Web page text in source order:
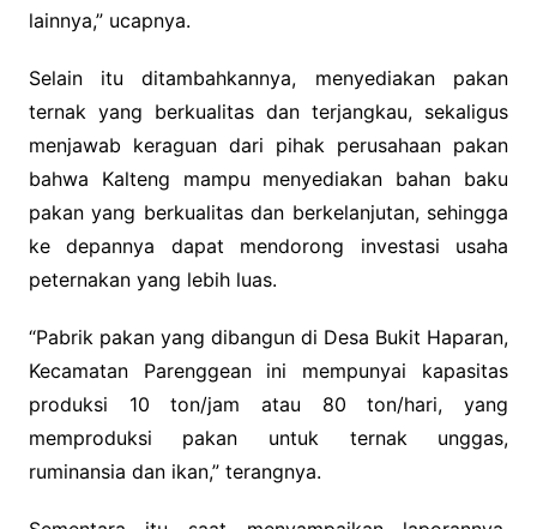
lainnya,” ucapnya.
Selain itu ditambahkannya, menyediakan pakan
ternak yang berkualitas dan terjangkau, sekaligus
menjawab keraguan dari pihak perusahaan pakan
bahwa Kalteng mampu menyediakan bahan baku
pakan yang berkualitas dan berkelanjutan, sehingga
ke depannya dapat mendorong investasi usaha
peternakan yang lebih luas.
“Pabrik pakan yang dibangun di Desa Bukit Haparan,
Kecamatan Parenggean ini mempunyai kapasitas
produksi 10 ton/jam atau 80 ton/hari, yang
memproduksi pakan untuk ternak unggas,
ruminansia dan ikan,” terangnya.